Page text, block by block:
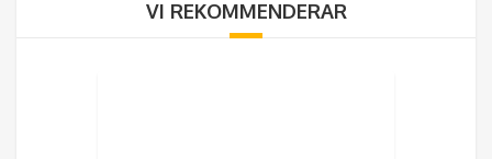
VI REKOMMENDERAR